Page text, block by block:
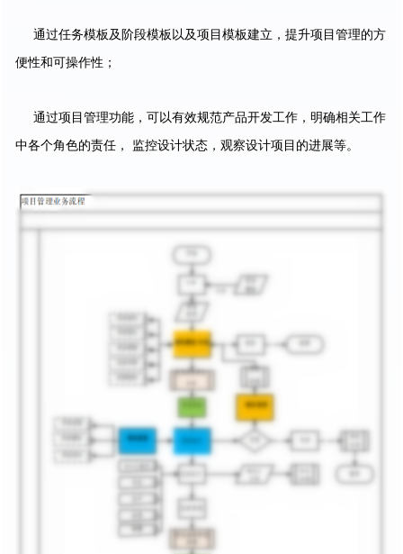
通过任务模板及阶段模板以及项目模板建立，提升项目管理的方
便性和可操作性；
通过项目管理功能，可以有效规范产品开发工作，明确相关工作
中各个角色的责任， 监控设计状态，观察设计项目的进展等。